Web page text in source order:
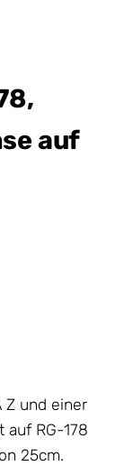
auf
Z und einer
auf RG-178
25cm.